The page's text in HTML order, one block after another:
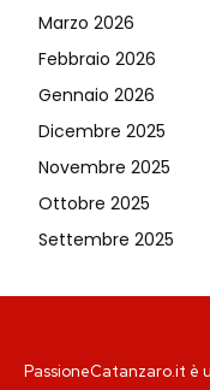
Marzo 2026
Febbraio 2026
Gennaio 2026
Dicembre 2025
Novembre 2025
Ottobre 2025
Settembre 2025
PassioneCatanzaro.it è